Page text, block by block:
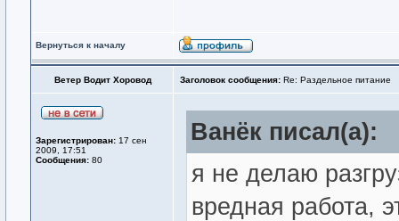
Вернуться к началу
Ветер Водит Хоровод Заголовок сообщения: Re: Раздельное питание
Зарегистрирован: 17 сен
2009, 17:51
Сообщения: 80
Ванёк писал(а):
я не делаю
вредная работа,